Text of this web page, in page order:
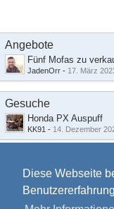
Diese Webseite
Angebote
Fünf Mofas zu
JadenOrr - 17. März
Gesuche
Honda PX Auspuff
KK91 - 14. Dezember
2 Besucher